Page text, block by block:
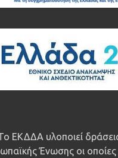
ΕΚΔΔΑ υλοποιεί
Ένωσης οι